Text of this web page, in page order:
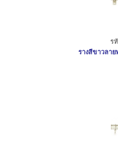
ร
รางสีขาวลาย